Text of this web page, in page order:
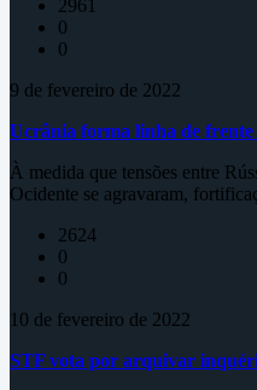
2961
0
0
9 de fevereiro de 2022
Ucrânia forma linha de frente
À medida que tensões entre
Ocidente se agravaram,
2624
0
0
10 de fevereiro de 2022
STF vota por arquivar